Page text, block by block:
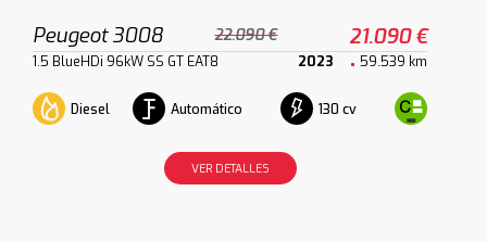
Peugeot 3008 22.090 € 21.090 €
1.5 BlueHDi 96kW SS GT EAT8 2023 59.539 km
Diesel Automático 130 cv
VER DETALLES